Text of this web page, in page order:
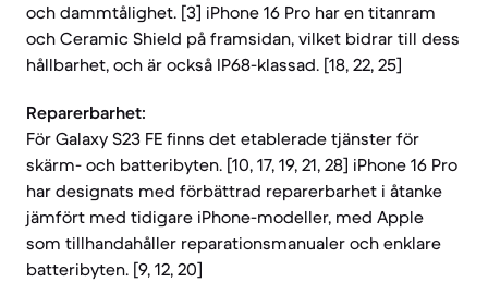
och dammtålighet. [3] iPhone 16 Pro har en titanram
och Ceramic Shield på framsidan, vilket bidrar till dess
hållbarhet, och är också IP68-klassad. [18, 22, 25]
Reparerbarhet:
För Galaxy S23 FE finns det etablerade tjänster för
skärm- och batteribyten. [10, 17, 19, 21, 28] iPhone 16 Pro
har designats med förbättrad reparerbarhet i åtanke
jämfört med tidigare iPhone-modeller, med Apple
som tillhandahåller reparationsmanualer och enklare
batteribyten. [9, 12, 20]